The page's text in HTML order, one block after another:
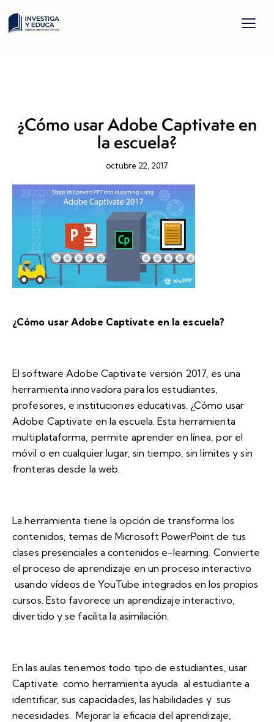
¿Cómo usar Adobe Captivate en
la escuela?
octubre 22, 2017
¿Cómo usar Adobe Captivate en la escuela?
El software Adobe Captivate versión 2017, es una
herramienta innovadora para los estudiantes,
profesores, e instituciones educativas. ¿Cómo usar
Adobe Captivate en la escuela. Esta herramienta
multiplataforma, permite aprender en línea, por el
móvil o en cualquier lugar, sin tiempo, sin límites y sin
fronteras desde la web.
La herramienta tiene la opción de transforma los
contenidos, temas de Microsoft PowerPoint de tus
clases presenciales a contenidos e-learning. Convierte
el proceso de aprendizaje en un proceso interactivo
usando vídeos de YouTube integrados en los propios
cursos. Esto favorece un aprendizaje interactivo,
divertido y se facilita la asimilación.
En las aulas tenemos todo tipo de estudiantes, usar
Captivate como herramienta ayuda al estudiante a
identificar, sus capacidades, las habilidades y sus
necesidades. Mejorar la eficacia del aprendizaje,